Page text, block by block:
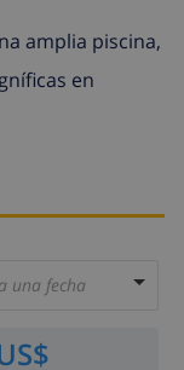
amplia piscina,
en
una fecha